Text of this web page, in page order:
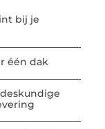
bij je
één dak